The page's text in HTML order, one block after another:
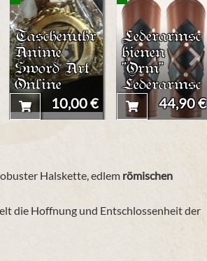
Taschenuhr
Anime
Sword Art
Online
Kirito
Schwerter
10,00 €
Lederarmsc
hienen
"Orm"
Lederarmsc
hienen
"Orm" -
44,90 €
Halskette, edlem römischen
die Hoffnung und Entschlossenheit der